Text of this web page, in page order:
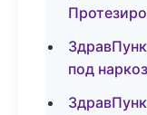
под